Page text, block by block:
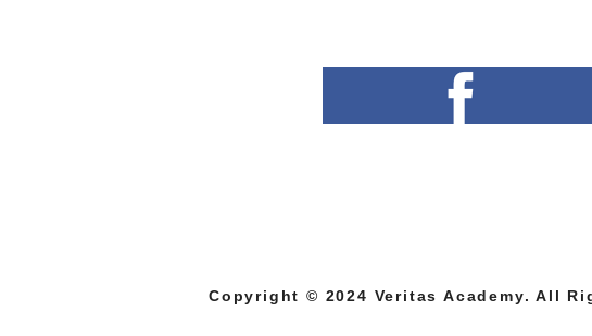
Copyright © 2024 Veritas Academy. All